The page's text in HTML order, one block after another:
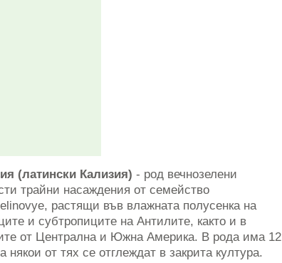
(латински Кализия) - род вечнозелени
трайни насаждения от семейство
растящи във влажната полусенка на
и субтропиците на Антилите, както и в
от Централна и Южна Америка. В рода има 12
някои от тях се отглеждат в закрита култура.